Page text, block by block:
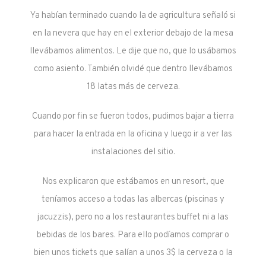
Ya habían terminado cuando la de agricultura señaló si
en la nevera que hay en el exterior debajo de la mesa
llevábamos alimentos. Le dije que no, que lo usábamos
como asiento. También olvidé que dentro llevábamos
18 latas más de cerveza.
Cuando por fin se fueron todos, pudimos bajar a tierra
para hacer la entrada en la oficina y luego ir a ver las
instalaciones del sitio.
Nos explicaron que estábamos en un resort, que
teníamos acceso a todas las albercas (piscinas y
jacuzzis), pero no a los restaurantes buffet ni a las
bebidas de los bares. Para ello podíamos comprar o
bien unos tickets que salían a unos 3$ la cerveza o la